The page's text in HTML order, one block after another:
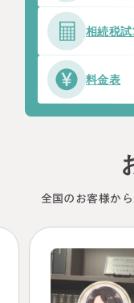
相続税
料金表
全国のお客様か